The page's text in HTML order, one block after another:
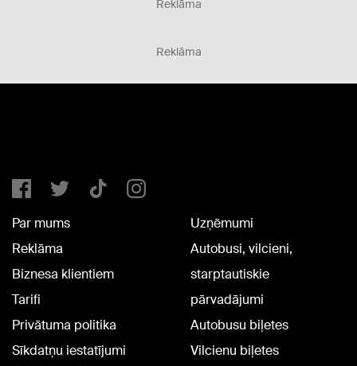
Reklāma
Reklāma
Par mums
Reklāma
Biznesa klientiem
Tarifi
Privātuma politika
Sīkdatņu iestatījumi
Uzņēmumi
Autobusi, vilcieni,
starptautiskie
pārvadājumi
Autobusu biļetes
Vilcienu biļetes